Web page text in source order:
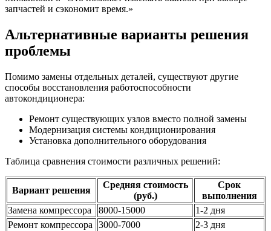
запчастей и сэкономит время.»
Альтернативные варианты решения
проблемы
Помимо замены отдельных деталей, существуют другие
способы восстановления работоспособности
автокондиционера:
Ремонт существующих узлов вместо полной замены
Модернизация системы кондиционирования
Установка дополнительного оборудования
Таблица сравнения стоимости различных решений:
Вариант решения
Средняя стоимость
(руб.)
Срок
выполнения
Замена компрессора
8000-15000
1-2 дня
Ремонт компрессора
3000-7000
2-3 дня